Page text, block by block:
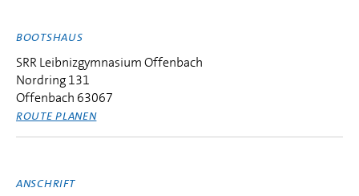
BOOTSHAUS
SRR Leibnizgymnasium Offenbach
Nordring 131
Offenbach 63067
ROUTE PLANEN
ANSCHRIFT